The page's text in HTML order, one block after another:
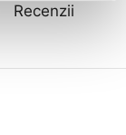
Recenzii